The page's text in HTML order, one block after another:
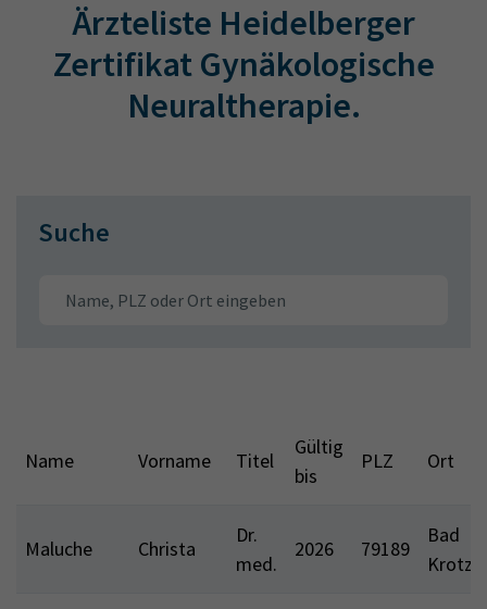
Ärzteliste Heidelberger
Zertifikat Gynäkologische
Neuraltherapie.
Suche
Name Vorname Titel
Gültig
bis
PLZ Ort
Maluche Christa
Dr.
med.
2026 79189
Bad